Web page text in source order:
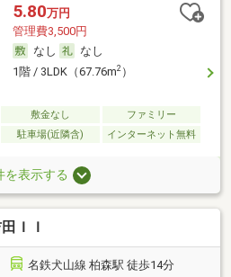
5.80万円
管理費3,500円
なし
なし
1階 / 3LDK（67.76m2）
敷金なし
ファミリー
駐車場(近隣含) インターネット無料
を表示する
ＩＩ
名鉄犬山線 柏森駅 徒歩14分